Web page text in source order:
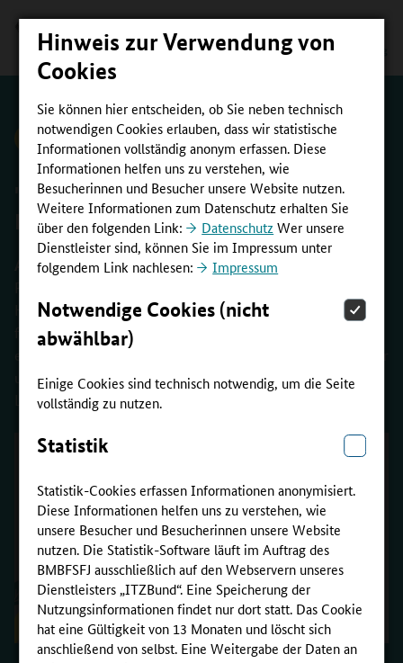
Hinweis zur Verwendung von
Cookies
Sie können hier entscheiden, ob Sie neben technisch
notwendigen Cookies erlauben, dass wir statistische
Informationen vollständig anonym erfassen. Diese
Informationen helfen uns zu verstehen, wie
Besucherinnen und Besucher unsere Website nutzen.
Weitere Informationen zum Datenschutz erhalten Sie
über den folgenden Link:
Datenschutz Wer unsere
Dienstleister sind, können Sie im Impressum unter
folgendem Link nachlesen:
Impressum
Notwendige Cookies (nicht
abwählbar)
Einige Cookies sind technisch notwendig, um die Seite
vollständig zu nutzen.
Statistik
Statistik-Cookies erfassen Informationen anonymisiert.
Diese Informationen helfen uns zu verstehen, wie
unsere Besucher und Besucherinnen unsere Website
nutzen. Die Statistik-Software läuft im Auftrag des
BMBFSFJ ausschließlich auf den Webservern unseres
Dienstleisters „ITZBund“. Eine Speicherung der
Nutzungsinformationen findet nur dort statt. Das Cookie
hat eine Gültigkeit von 13 Monaten und löscht sich
anschließend von selbst. Eine Weitergabe der Daten an
zurück zur Übersicht
"BNE IST DER ZENTRALE SCHLÜSSEL
FÜR EINE ZUKUNFTSFÄHIGE WELT"
Alexander Siegmund| Prof. Dr. Alexander Siegmund lehrt
Heidelberg und ist in vielen Funktionen im Bereich Bildung
für nachhaltige Entwicklung (BNE) aktiv. Im Interview gibt
und erläutert die Wichtigkeit von Netzwerken, um
Lösungsansätze zur Förderung von BNE anzustoßen.